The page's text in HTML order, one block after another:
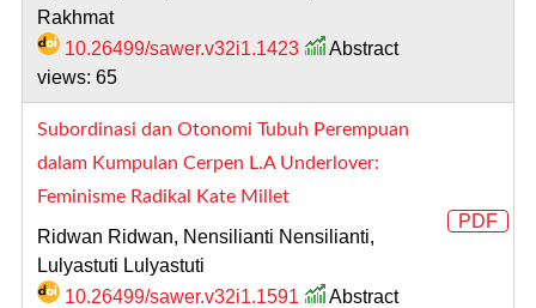
Rakhmat
10.26499/sawer.v32i1.1423
Abstract
views: 65
Subordinasi dan Otonomi Tubuh Perempuan
dalam Kumpulan Cerpen L.A Underlover:
Feminisme Radikal Kate Millet
Ridwan Ridwan, Nensilianti Nensilianti,
Lulyastuti Lulyastuti
10.26499/sawer.v32i1.1591
Abstract
PDF